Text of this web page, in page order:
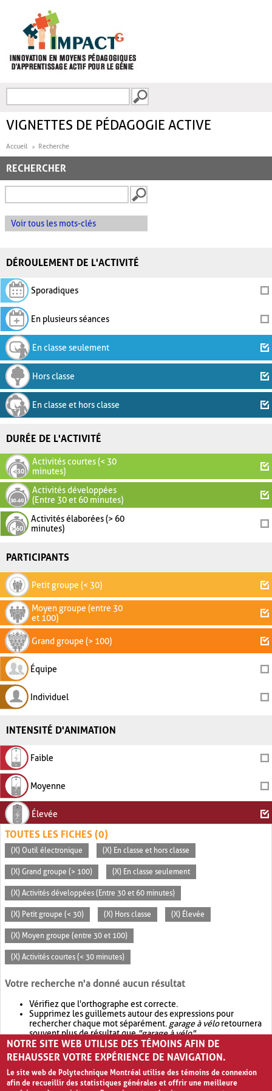
FORMULAIRE DE
VIGNETTES DE PÉDAGOGIE ACTIVE
Accueil Recherche
RECHERCHER
Voir tous les mots-clés
DÉROULEMENT DE L'ACTIVITÉ
Sporadiques
En plusieurs séances
En classe seulement
Hors classe
En classe et hors classe
DURÉE DE L'ACTIVITÉ
Activités courtes (< 30
minutes)
Activités développées
(Entre 30 et 60 minutes)
Activités élaborées (> 60
minutes)
PARTICIPANTS
Petit groupe (< 30)
Moyen groupe (entre 30
et 100)
Grand groupe (> 100)
Équipe
Individuel
INTENSITÉ D'ANIMATION
Faible
Moyenne
Élevée
TOUTES LES FICHES (0)
(X) Outil électronique (X) En classe et hors classe
(X) Grand groupe (> 100) (X) En classe seulement
(X) Activités développées (Entre 30 et 60 minutes)
(X) Petit groupe (< 30) (X) Hors classe (X) Élevée
(X) Moyen groupe (entre 30 et 100)
(X) Activités courtes (< 30 minutes)
Votre recherche n'a donné aucun résultat
Vérifiez que l'orthographe est correcte.
Supprimez les guillemets autour des expressions pour
rechercher chaque mot séparément. garage à véloretournera
souvent plus de résultat que"garage à vélo".
Envisagez d'élargir votre recherche avec OR.garage OR vélo
retournera souvent plus de résultat quegarage à vélo
NOTRE SITE WEB UTILISE DES TÉMOINS AFIN DE
REHAUSSER VOTRE EXPÉRIENCE DE NAVIGATION.
Le site web de Polytechnique Montréal utilise des témoins de connexion
afin de recueillir des statistiques générales et offrir une meilleure